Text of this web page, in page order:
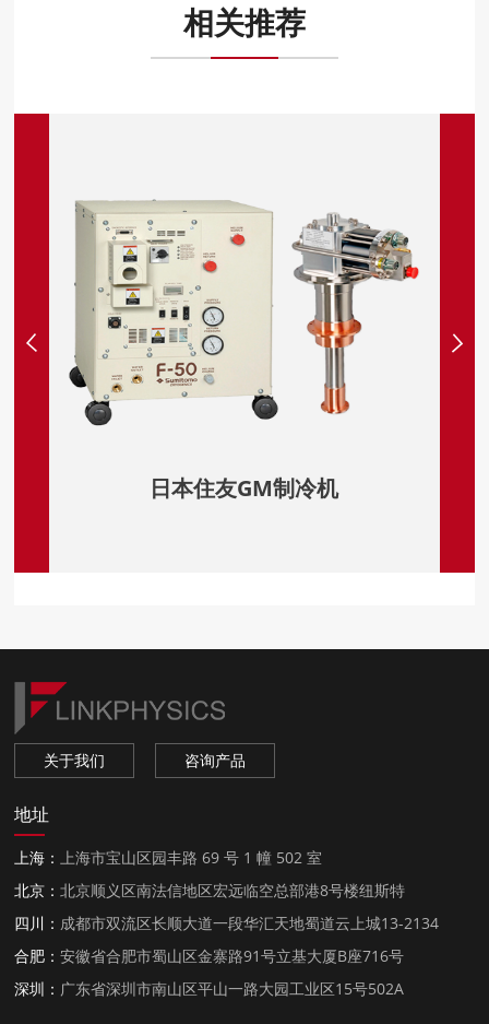
相关推荐
日本住友GM制冷机
关于我们 咨询产品
地址
上海：上海市宝山区园丰路 69 号 1 幢 502 室
北京：北京顺义区南法信地区宏远临空总部港8号楼纽斯特
四川： 成都市双流区长顺大道一段华汇天地蜀道云上城13-2134
合肥：安徽省合肥市蜀山区金寨路91号立基大厦B座716号
深圳： 广东省深圳市南山区平山一路大园工业区15号502A